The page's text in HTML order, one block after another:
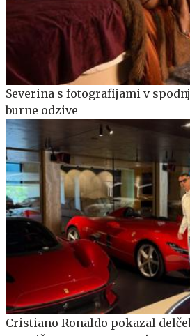
Severina s fotografijami v
burne odzive
Cristiano Ronaldo pokazal